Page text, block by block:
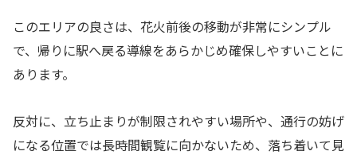
このエリアの良さは、花火前後の移動が非常にシンプル
で、帰りに駅へ戻る導線をあらかじめ確保しやすいことに
あります。
反対に、立ち止まりが制限されやすい場所や、通行の妨げ
になる位置では長時間観覧に向かないため、落ち着いて見